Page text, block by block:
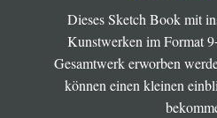
Dieses Sketch Book mit
Kunstwerken im Format
Gesamtwerk erworben
können einen kleinen